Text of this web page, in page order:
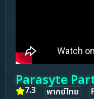
Parasyte
7.3 พากย์ไทย